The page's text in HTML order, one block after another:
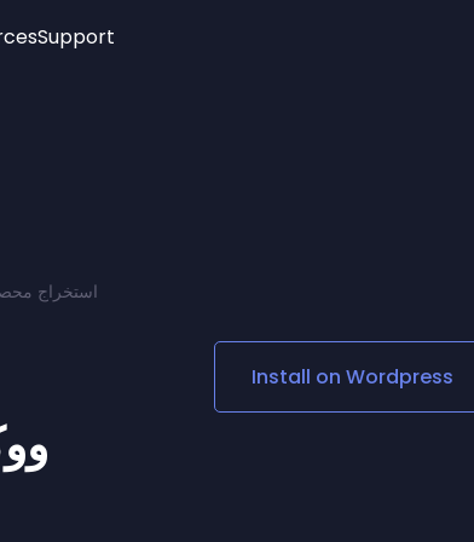
Age Verification
Social Media Links
Lottie Player
Support
استخراج
Install on Wordpress